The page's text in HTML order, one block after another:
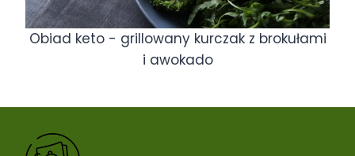
Obiad keto - grillowany kurczak z brokułami
i awokado